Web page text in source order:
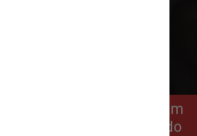
da internet o identificaram
Malik, gerente-geral do